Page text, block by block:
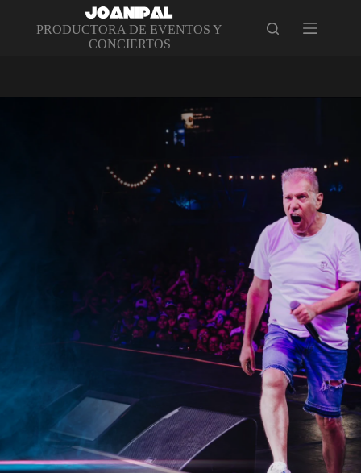
contenidoPRODUCTORA DE EVENTOS Y
CONCIERTOS